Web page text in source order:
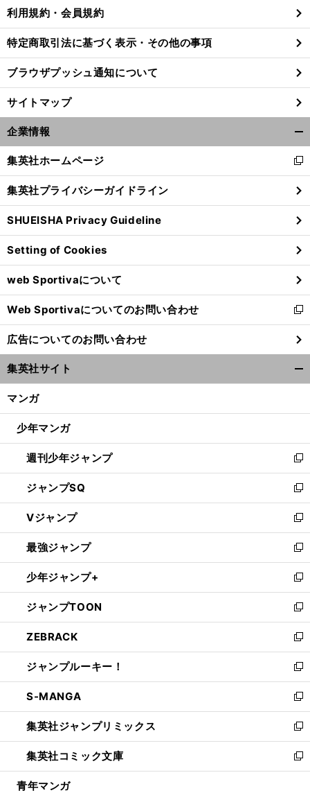
利用規約・会員規約
特定商取引法に基づく表示・その他の事項
ブラウザプッシュ通知について
サイトマップ
企業情報
閉
る
集英社ホームページ
新
し
い
ウ
ィ
ン
ド
ウ
で
開
く
集英社プライバシーガイドライン
SHUEISHA Privacy Guideline
Setting of Cookies
web Sportivaについて
Web Sportivaについてのお問い合わせ
新
し
い
ウ
ィ
ン
ウ
開
く
広告についてのお問い合わせ
集英社サイト
マンガ
少年マンガ
週刊少年ジャンプ
新
し
い
ウ
ィ
ン
ド
ウ
で
開
く
ジャンプSQ
新
し
い
ウ
ィ
ン
ド
ウ
で
開
く
Vジャンプ
新
し
い
ウ
ィ
ン
ド
ウ
で
開
く
最強ジャンプ
新
し
い
ウ
ィ
ン
ド
ウ
で
開
く
少年ジャンプ+
新
し
い
ウ
ィ
ン
ド
ウ
で
開
く
ジャンプTOON
新
し
い
ウ
ィ
ン
ド
ウ
で
開
く
ZEBRACK
新
し
い
ウ
ィ
ン
ド
ウ
で
開
ジャンプルーキー！
新
し
い
ウ
ィ
ン
ド
ウ
S-MANGA
新
し
い
ウ
ィ
ン
集英社ジャンプリミックス
新
し
い
ウ
集英社コミック文庫
新
し
青年マンガ